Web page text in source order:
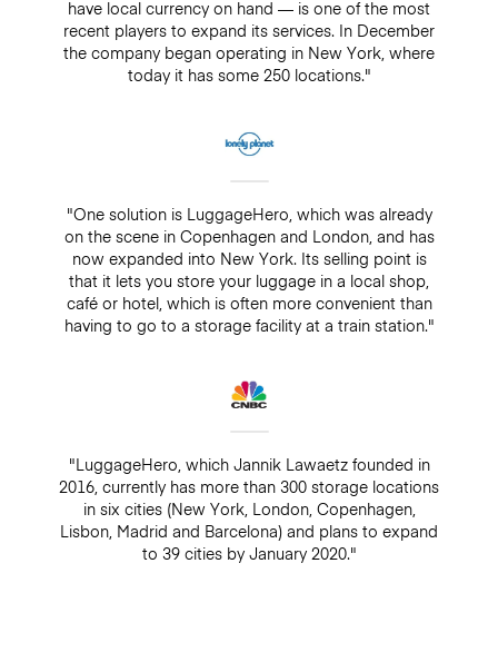
have local currency on hand — is one of the most
recent players to expand its services. In December
the company began operating in New York, where
today it has some 250 locations."
"One solution is LuggageHero, which was already
on the scene in Copenhagen and London, and has
now expanded into New York. Its selling point is
that it lets you store your luggage in a local shop,
café or hotel, which is often more convenient than
having to go to a storage facility at a train station."
"LuggageHero, which Jannik Lawaetz founded in
2016, currently has more than 300 storage locations
in six cities (New York, London, Copenhagen,
Lisbon, Madrid and Barcelona) and plans to expand
to 39 cities by January 2020."